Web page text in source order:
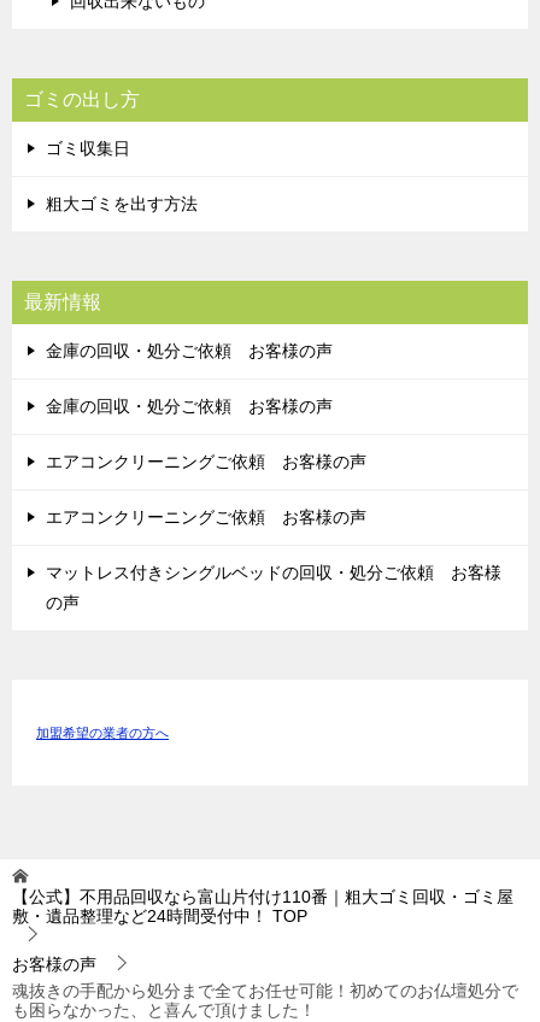
ゴミの出し方
ゴミ収集日
粗大ゴミを出す方法
最新情報
金庫の回収・処分ご依頼 お客様の声
金庫の回収・処分ご依頼 お客様の声
エアコンクリーニングご依頼 お客様の声
エアコンクリーニングご依頼 お客様の声
マットレス付きシングルベッドの回収・処分ご依頼 お客様
の声
加盟希望の業者の方へ
【公式】不用品回収なら富山片付け110番｜粗大ゴミ回収・ゴミ屋
敷・遺品整理など24時間受付中！
TOP
お客様の声
魂抜きの手配から処分まで全てお任せ可能！初めてのお仏壇処分で
も困らなかった、と喜んで頂けました！